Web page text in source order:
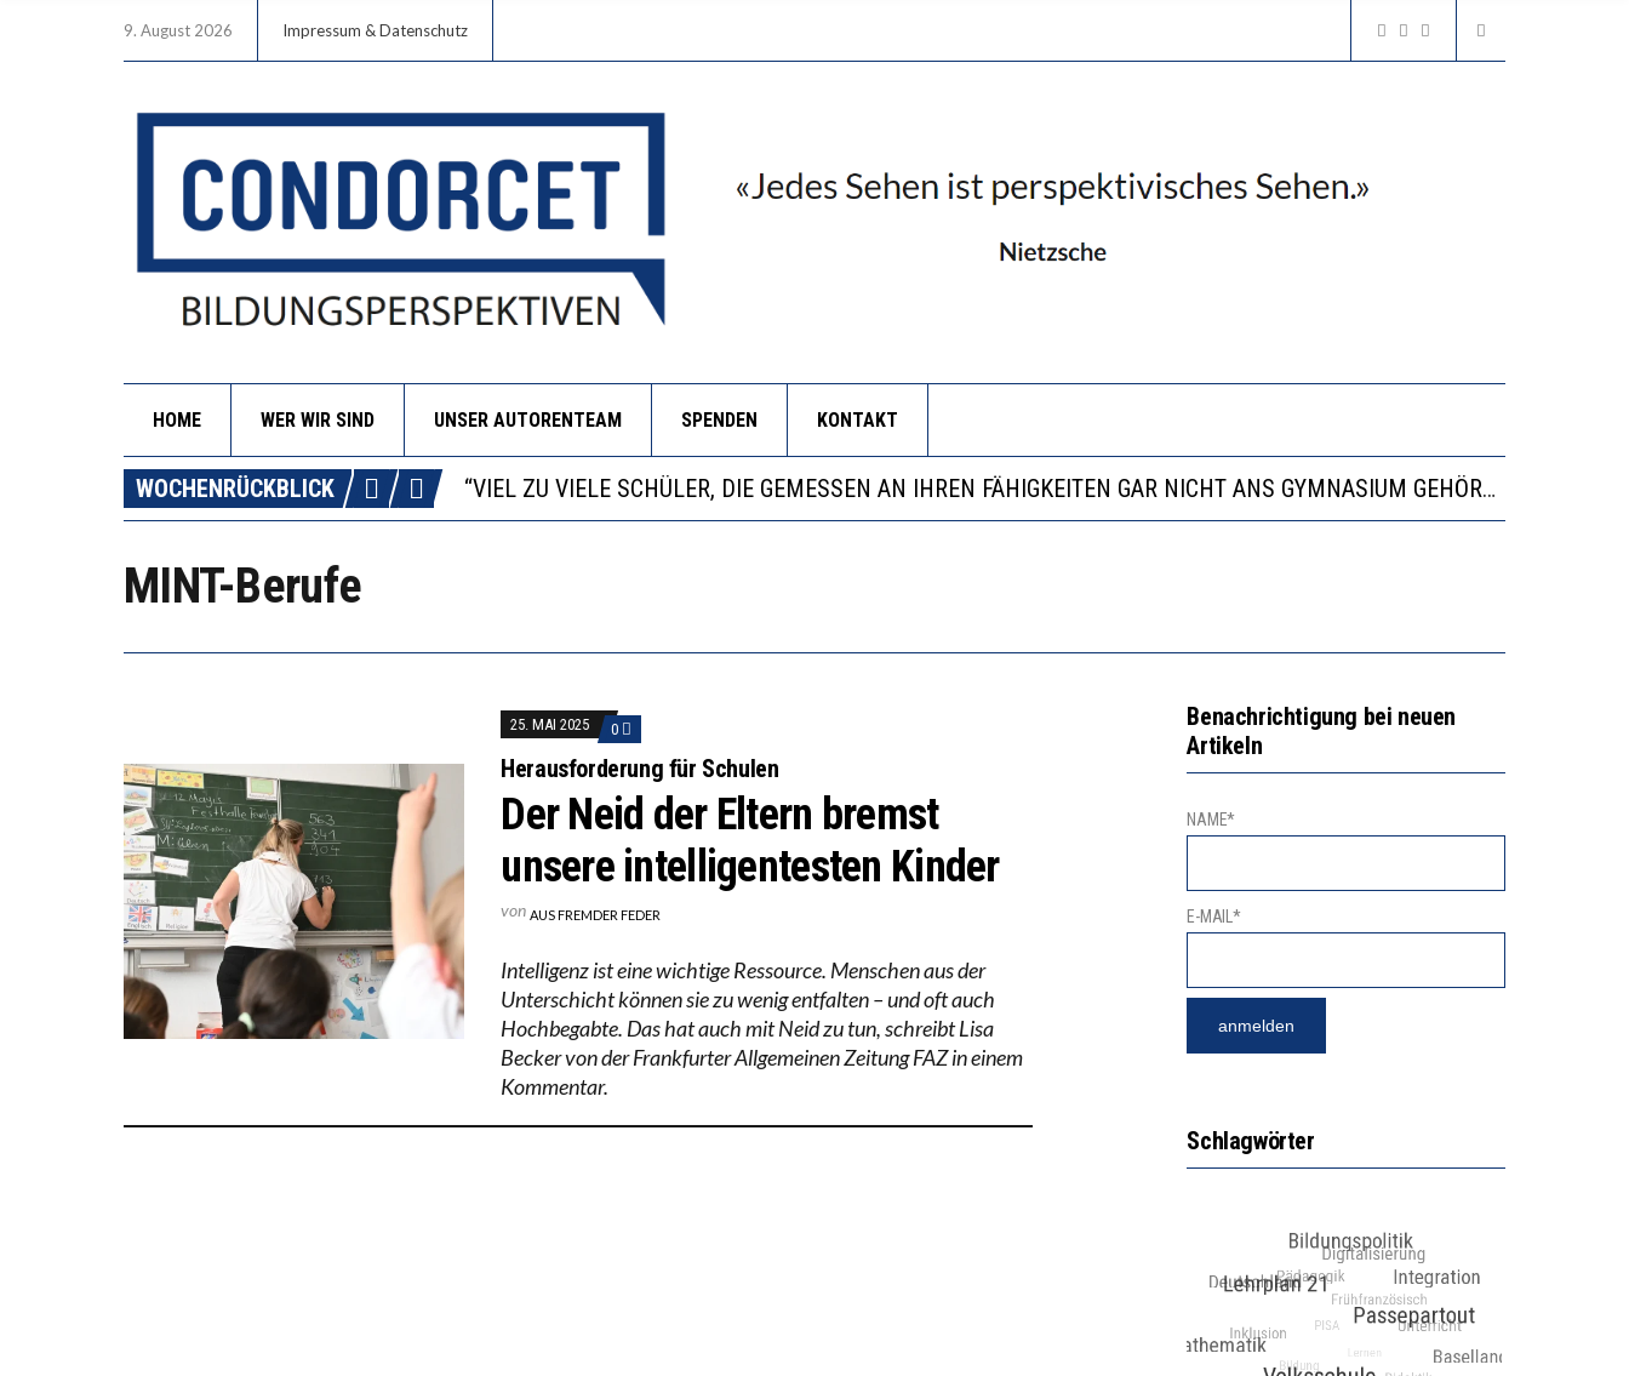
9. August 2026 Impressum & Datenschutz
HOME WER WIR SIND UNSER AUTORENTEAM SPENDEN KONTAKT
WOCHENRÜCKBLICK
“WIR BEOBACHTEN EINEN REGELRECHTEN STURZFLUG BEI DEN LERNLEISTUNGEN”
ANNA-KATHARINA ZENGER UND IHRE VERFASSUNGSKENNTNISSE
“VIEL ZU VIELE SCHÜLER, DIE GEMESSEN AN IHREN FÄHIGKEITEN GAR NICHT ANS GYMNASIUM GEHÖREN”
DIE GANZE HILFLOSIGKEIT DES BILDUNGSBÜRGERTUMS
MINT-Berufe
25. MAI 2025 0
Herausforderung für Schulen
Der Neid der Eltern bremst
unsere intelligentesten Kinder
von AUS FREMDER FEDER
Intelligenz ist eine wichtige Ressource. Menschen aus der
Unterschicht können sie zu wenig entfalten – und oft auch
Hochbegabte. Das hat auch mit Neid zu tun, schreibt Lisa
Becker von der Frankfurter Allgemeinen Zeitung FAZ in einem
Kommentar.
Benachrichtigung bei neuen
Artikeln
NAME*
E-MAIL*
Schlagwörter